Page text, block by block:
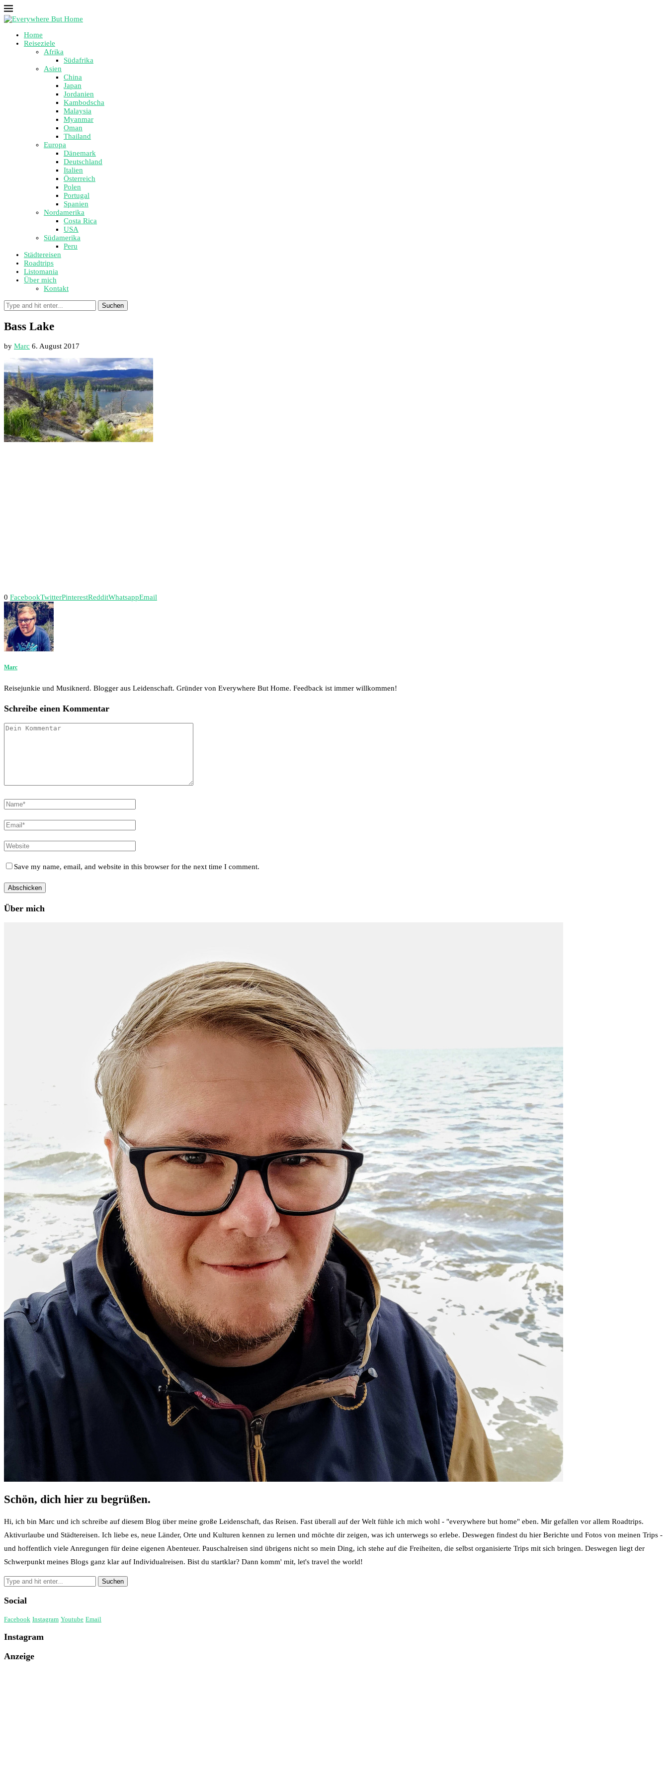
Home
Reiseziele
Afrika
Südafrika
Asien
China
Japan
Jordanien
Kambodscha
Malaysia
Myanmar
Oman
Thailand
Europa
Dänemark
Deutschland
Italien
Österreich
Polen
Portugal
Spanien
Nordamerika
Costa Rica
USA
Südamerika
Peru
Städtereisen
Roadtrips
Listomania
Über mich
Kontakt
Suchen
Bass Lake
by Marc 6. August 2017
0 FacebookTwitterPinterestRedditWhatsappEmail
Marc
Reisejunkie und Musiknerd. Blogger aus Leidenschaft. Gründer von Everywhere But Home. Feedback ist immer willkommen!
Schreibe einen Kommentar
Save my name, email, and website in this browser for the next time I comment.
Über mich
Schön, dich hier zu begrüßen.
Hi, ich bin Marc und ich schreibe auf diesem Blog über meine große Leidenschaft, das Reisen. Fast überall auf der Welt fühle ich mich wohl - "everywhere but home" eben. Mir gefallen vor allem Roadtrips.
Aktivurlaube und Städtereisen. Ich liebe es, neue Länder, Orte und Kulturen kennen zu lernen und möchte dir zeigen, was ich unterwegs so erlebe. Deswegen findest du hier Berichte und Fotos von meinen Trips -
und hoffentlich viele Anregungen für deine eigenen Abenteuer. Pauschalreisen sind übrigens nicht so mein Ding, ich stehe auf die Freiheiten, die selbst organisierte Trips mit sich bringen. Deswegen liegt der
Schwerpunkt meines Blogs ganz klar auf Individualreisen. Bist du startklar? Dann komm' mit, let's travel the world!
Social
Facebook Instagram Youtube Email
Instagram
Anzeige